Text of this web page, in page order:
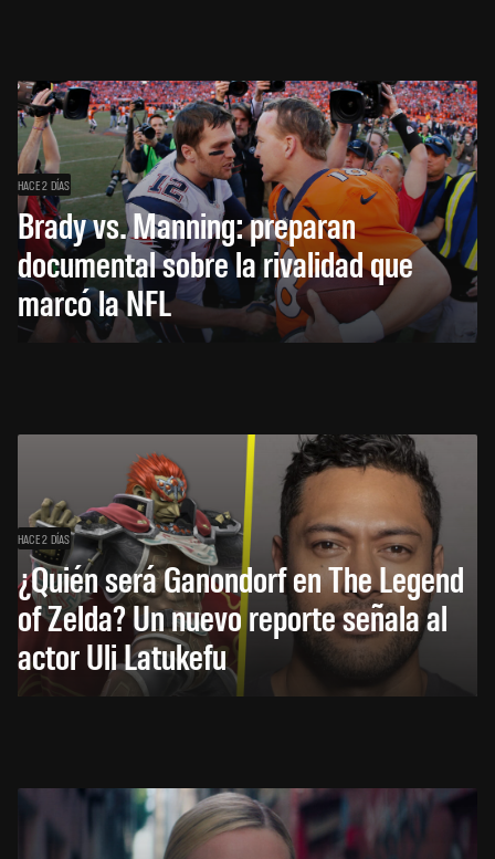
HACE 2 DÍAS
Brady vs. Manning: preparan
documental sobre la rivalidad que
marcó la NFL
HACE 2 DÍAS
¿Quién será Ganondorf en The Legend
of Zelda? Un nuevo reporte señala al
actor Uli Latukefu